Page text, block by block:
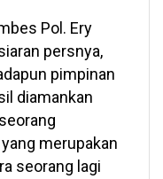
Pol. Ery
persnya,
pimpinan
diamankan
merupakan
seorang lagi